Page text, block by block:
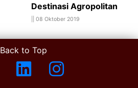
Destinasi Agropolitan
08 Oktober 2019
Back to Top